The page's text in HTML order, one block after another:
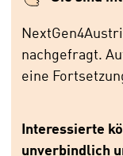
nachgefragt.
eine
Interessierte
unverbindlich